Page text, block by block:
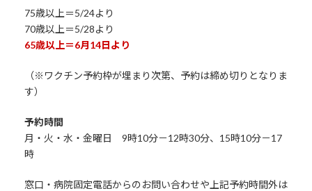
75歳以上＝5/24より
70歳以上＝5/28より
65歳以上＝6月14日より
（※ワクチン予約枠が埋まり次第、予約は締め切りとなりま
す）
予約時間
月・火・水・金曜日 9時10分－12時30分、15時10分－17
時
窓口・病院固定電話からのお問い合わせや上記予約時間外は